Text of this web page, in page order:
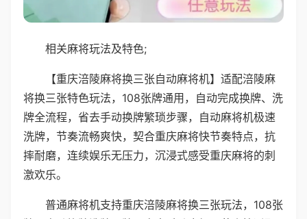
相关麻将玩法及特色;
【重庆涪陵麻将换三张自动麻将机】适配涪陵麻
将换三张特色玩法，108张牌通用，自动完成换牌、洗
牌全流程，省去手动换牌繁琐步骤，自动麻将机极速
洗牌，节奏流畅爽快，契合重庆麻将快节奏特点，抗
摔耐磨，连续娱乐无压力，沉浸式感受重庆麻将的刺
激欢乐。
普通麻将机支持重庆涪陵麻将换三张玩法，108张